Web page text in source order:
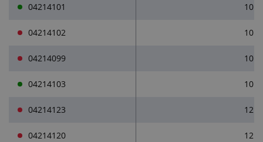
04214101 10
04214102 10
04214099 10
04214103 10
04214123 12
04214120 12